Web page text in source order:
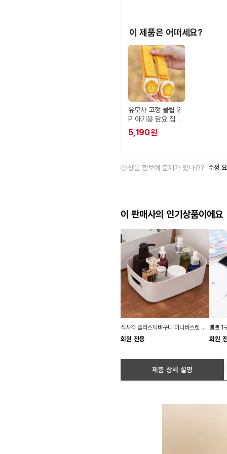
이 제품은 어떠세요?
유모차 고정 클립 2
P 아기용 담요 집게
블랭킷 육아 용품 다
용도 외출용 휴대용
5,190원
상품 정보에 문제가 있나요? 수정
이 판매사의 인기상품이에요
직사각 플라스틱바구니 미니바스켓 손잡이 소품
회원 전용 회원
제품 상세 설명